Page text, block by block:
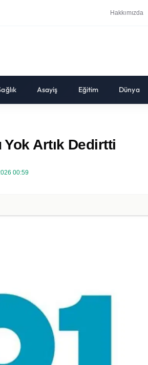
Hakkımızda
Asayiş Eğitim Dünya
Artık Dedirtti
00:59